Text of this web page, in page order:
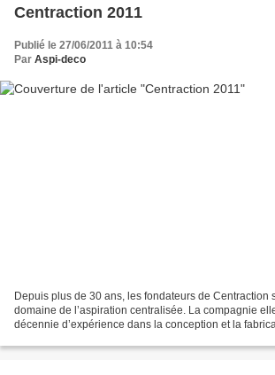
Centraction 2011
Publié le 27/06/2011 à 10:54
Par Aspi-deco
Depuis plus de 30 ans, les fondateurs de Centraction
domaine de l’aspiration centralisée. La compagnie
décennie d’expérience dans la conception et la